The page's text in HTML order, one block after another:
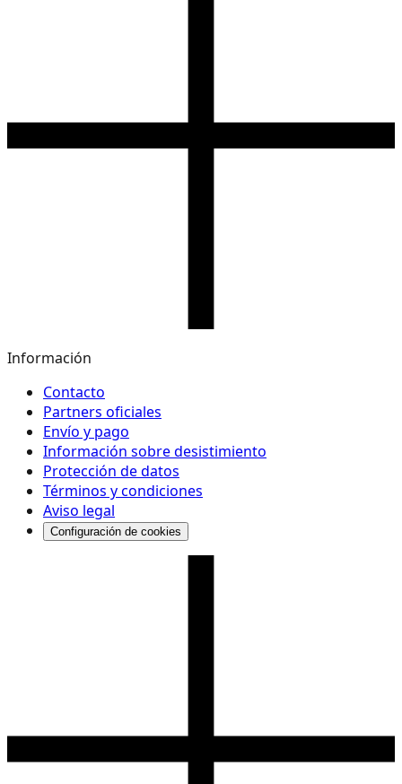
Información
Contacto
Partners oficiales
Envío y pago
Información sobre desistimiento
Protección de datos
Términos y condiciones
Aviso legal
Configuración de cookies